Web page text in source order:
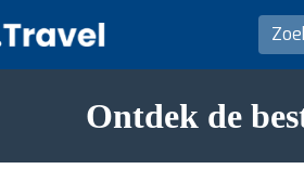
Ontdek de